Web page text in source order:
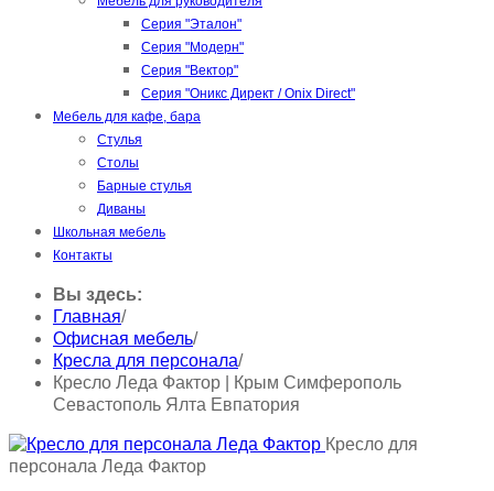
Серия "Эталон"
Серия "Модерн"
Серия "Вектор"
Серия "Оникс Директ / Onix Direct"
Мебель для кафе, бара
Стулья
Столы
Барные стулья
Диваны
Школьная мебель
Контакты
Вы здесь:
Главная/
Офисная мебель/
Кресла для персонала/
Кресло Леда Фактор | Крым Симферополь
Севастополь Ялта Евпатория
Кресло для
персонала Леда Фактор